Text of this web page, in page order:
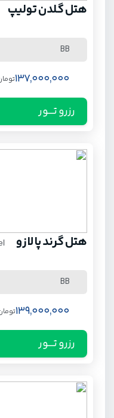
هتل گلدن تولیپ
BB
137,000,000
رزرو تـــور
هتل گرند پالازو
BB
139,000,000
رزرو تـــور